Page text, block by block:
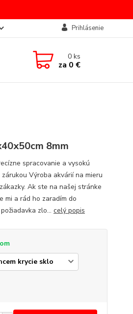
Prihlásenie
0ks
za 0 €
8mm
spracovanie a vysokú
Výroba akvárií na mieru
Ak ste na našej stránke
mi a rád ho zaradím do
zlo... celý popis